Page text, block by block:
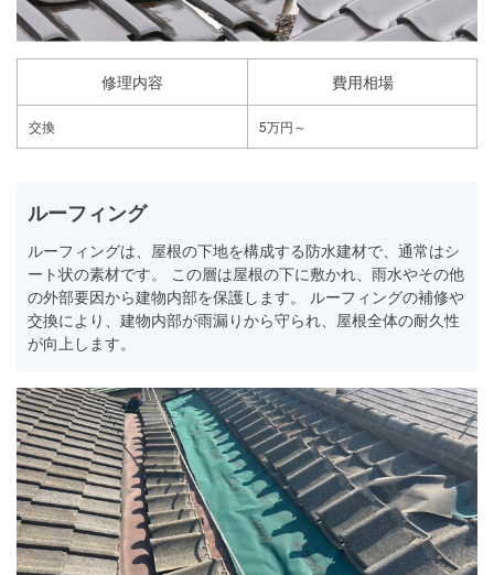
修理内容 費用相場
交換 5万円～
ルーフィング
ルーフィングは、屋根の下地を構成する防水建材で、通常はシ
ート状の素材です。 この層は屋根の下に敷かれ、雨水やその他
の外部要因から建物内部を保護します。 ルーフィングの補修や
交換により、建物内部が雨漏りから守られ、屋根全体の耐久性
が向上します。